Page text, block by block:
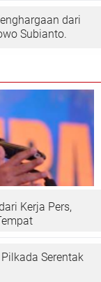
dari
Subianto.
Kerja Pers,
Serentak